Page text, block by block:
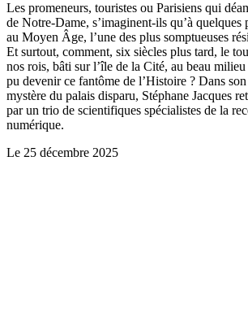
Les promeneurs, touristes ou Parisiens qui
de Notre-Dame, s’imaginent-ils qu’à quelques
au Moyen Âge, l’une des plus somptueuses
Et surtout, comment, six siècles plus tard, le
nos rois, bâti sur l’île de la Cité, au beau
pu devenir ce fantôme de l’Histoire ? Dans
mystère du palais disparu, Stéphane Jacques
par un trio de scientifiques spécialistes de la
numérique.
Le 25 décembre 2025